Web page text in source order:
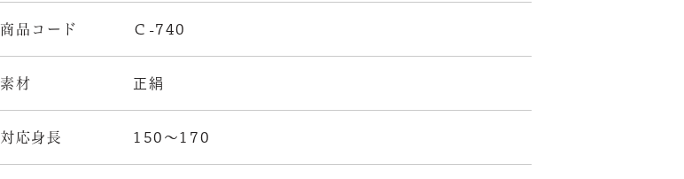
商品コード Ｃ-740
素材 正絹
対応身長 150～170